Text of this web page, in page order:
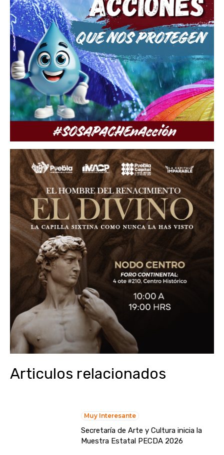
Articulos relacionados
Muy Interesante
Secretaría de Arte y Cultura inicia la
Muestra Estatal PECDA 2026